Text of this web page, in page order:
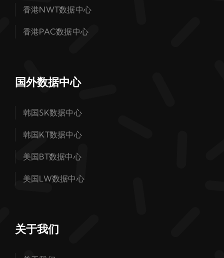
香港NWT数据中心
香港PAC数据中心
国外数据中心
韩国SK数据中心
韩国KT数据中心
美国BT数据中心
美国LW数据中心
关于我们